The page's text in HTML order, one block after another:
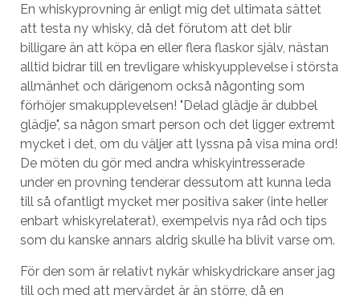
En whiskyprovning är enligt mig det ultimata sättet
att testa ny whisky, då det förutom att det blir
billigare än att köpa en eller flera flaskor själv, nästan
alltid bidrar till en trevligare whiskyupplevelse i största
allmänhet och därigenom också någonting som
förhöjer smakupplevelsen! "Delad glädje är dubbel
glädje", sa någon smart person och det ligger extremt
mycket i det, om du väljer att lyssna på visa mina ord!
De möten du gör med andra whiskyintresserade
under en provning tenderar dessutom att kunna leda
till så ofantligt mycket mer positiva saker (inte heller
enbart whiskyrelaterat), exempelvis nya råd och tips
som du kanske annars aldrig skulle ha blivit varse om.
För den som är relativt nykär whiskydrickare anser jag
till och med att mervärdet är än större, då en